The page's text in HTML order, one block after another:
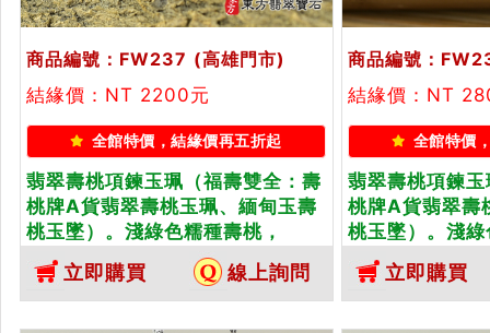
商品編號：FW237 (高雄門市)
結緣價：NT 2200元
全館特價，結緣價再五折起
翡翠壽桃項鍊玉珮（福壽雙全：壽
桃牌A貨翡翠壽桃玉珮、緬甸玉壽
桃玉墜）。淺綠色糯種壽桃，
FW237。客製化訂做各種翡翠壽
桃吊墜玉珮項鍊。★附A貨翡翠雙
證書
立即購買 線上詢問
商品編號：
結緣價：NT
全館特價
翡翠壽桃項鍊
桃牌A貨翡翠壽
桃玉墜）。淺
FW238。客製
桃吊墜玉珮項
證書
立即購買